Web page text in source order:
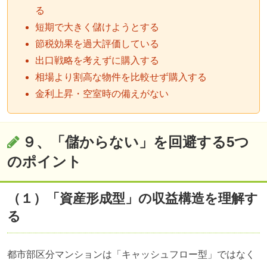
る
短期で大きく儲けようとする
節税効果を過大評価している
出口戦略を考えずに購入する
相場より割高な物件を比較せず購入する
金利上昇・空室時の備えがない
９、「儲からない」を回避する5つ
のポイント
（１）「資産形成型」の収益構造を理解す
る
都市部区分マンションは「キャッシュフロー型」ではなく